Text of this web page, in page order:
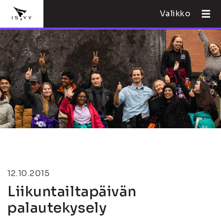
Valikko
12.10.2015
Liikuntailtapäivän
palautekysely